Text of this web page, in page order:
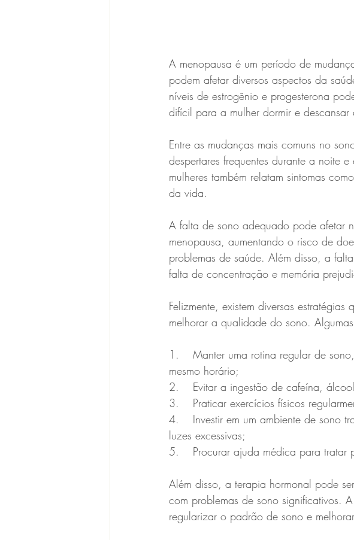
A menopausa é um período de
podem afetar diversos aspectos da
níveis de estrogênio e progesterona
difícil para a mulher dormir e descansar
Entre as mudanças mais comuns no
despertares frequentes durante a noite
mulheres também relatam sintomas
da vida.
A falta de sono adequado pode afetar
menopausa, aumentando o risco de
problemas de saúde. Além disso, a
falta de concentração e memória
Felizmente, existem diversas
melhorar a qualidade do sono.
1.	Manter uma rotina regular de sono, indo para a cama e acordando todos os dias no
mesmo horário;
2.	Evitar a ingestão de cafeína,
3.	Praticar exercícios físicos
4.	Investir em um ambiente de sono tranquilo, com temperatura confortável e sem ruídos ou
luzes excessivas;
5.	Procurar ajuda médica para
Além disso, a terapia hormonal pode
com problemas de sono significativos.
regularizar o padrão de sono e